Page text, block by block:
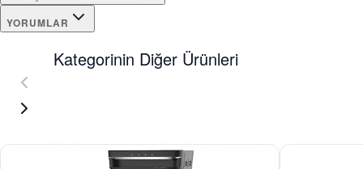
YORUMLAR
Kategorinin Diğer Ürünleri